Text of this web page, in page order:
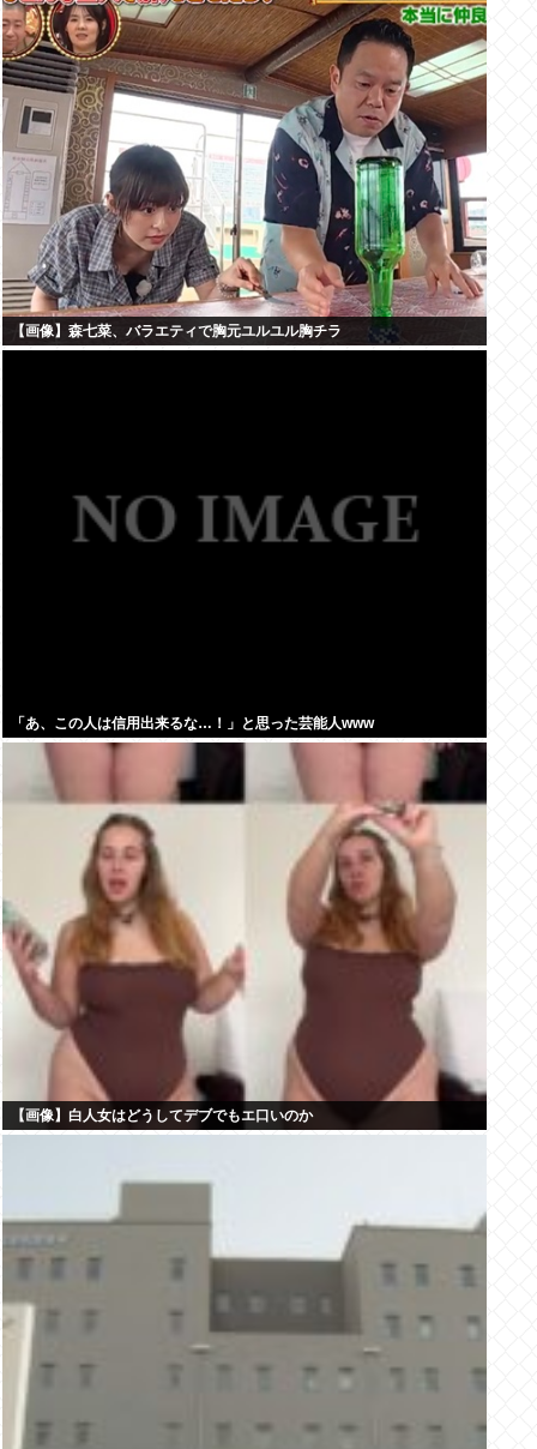
【画像】森七菜、バラエティで胸元ユルユル胸チラ
「あ、この人は信用出来るな…！」と思った芸能人www
【画像】白人女はどうしてデブでもエ口いのか